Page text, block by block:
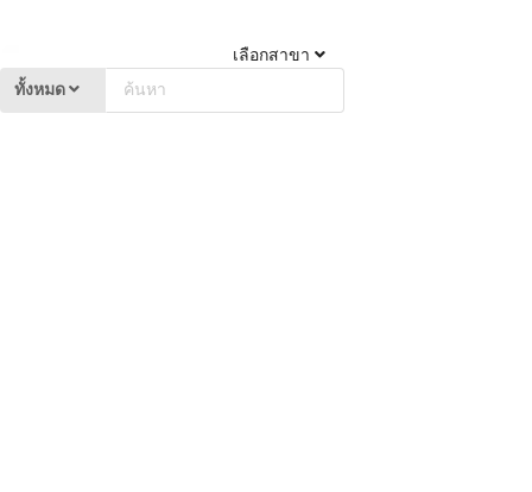
เลือกสาขา
ทั้งหมด